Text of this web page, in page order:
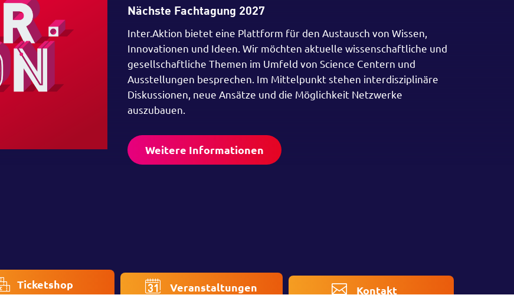
Nächste Fachtagung 2027
Inter.Aktion bietet eine Plattform für den Austausch von Wissen,
Innovationen und Ideen. Wir möchten aktuelle wissenschaftliche und
gesellschaftliche Themen im Umfeld von Science Centern und
Ausstellungen besprechen. Im Mittelpunkt stehen interdisziplinäre
Diskussionen, neue Ansätze und die Möglichkeit Netzwerke
auszubauen.
Weitere Informationen
Ticketshop Veranstaltungen Kontakt